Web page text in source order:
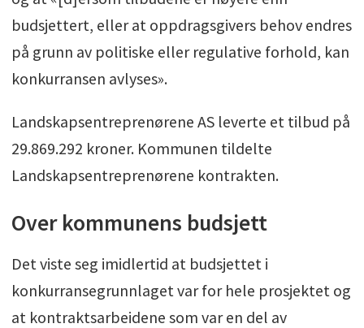
budsjettert, eller at oppdragsgivers behov endres
på grunn av politiske eller regulative forhold, kan
konkurransen avlyses».
Landskapsentreprenørene AS leverte et tilbud på
29.869.292 kroner. Kommunen tildelte
Landskapsentreprenørene kontrakten.
Over kommunens budsjett
Det viste seg imidlertid at budsjettet i
konkurransegrunnlaget var for hele prosjektet og
at kontraktsarbeidene som var en del av